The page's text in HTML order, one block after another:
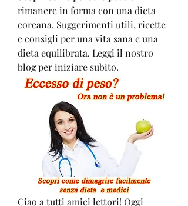
rimanere in forma con una dieta
coreana. Suggerimenti utili, ricette
e consigli per una vita sana e una
dieta equilibrata. Leggi il nostro
blog per iniziare subito.
Ciao a tutti amici lettori! Oggi